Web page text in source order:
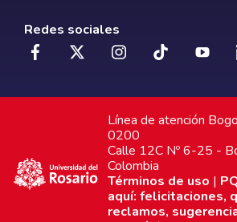
Redes sociales
Línea de atención
0200
Calle 12C Nº 6-25 -
Colombia
Términos de uso |
aquí: felicitaciones,
reclamos,